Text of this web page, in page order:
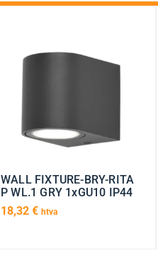
WALL FIXTURE-BRY-RITA
P WL.1 GRY 1xGU10 IP44
18,32 € htva